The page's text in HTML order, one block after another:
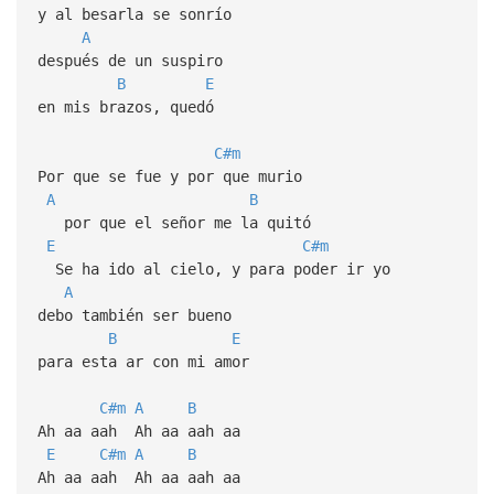
y al besarla se sonrío
A
después de un suspiro
B
E
en mis brazos, quedó
C#m
Por que se fue y por que murio
A
B
por que el señor me la quitó
E
C#m
Se ha ido al cielo, y para poder ir yo
A
debo también ser bueno
B
E
para esta ar con mi amor
C#m A
B
Ah aa aah Ah aa aah aa
E
C#m A
B
Ah aa aah Ah aa aah aa